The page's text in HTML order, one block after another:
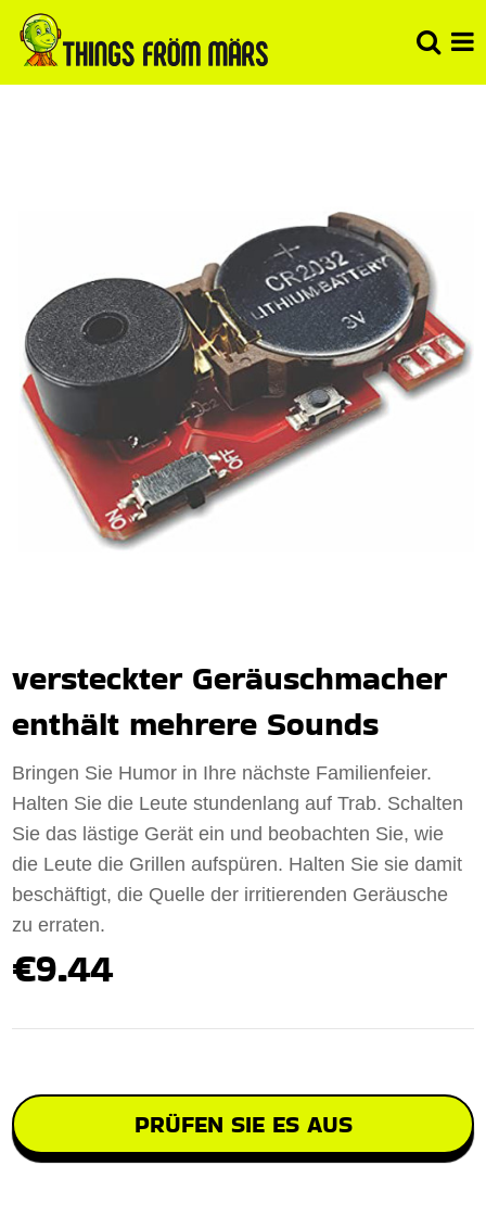
versteckter Geräuschmacher
enthält mehrere Sounds
Bringen Sie Humor in Ihre nächste Familienfeier.
Halten Sie die Leute stundenlang auf Trab. Schalten
Sie das lästige Gerät ein und beobachten Sie, wie
die Leute die Grillen aufspüren. Halten Sie sie damit
beschäftigt, die Quelle der irritierenden Geräusche
zu erraten.
€9.44
PRÜFEN SIE ES AUS